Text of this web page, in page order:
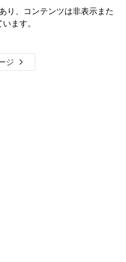
り、コンテンツは非表示また
ます。
ジ